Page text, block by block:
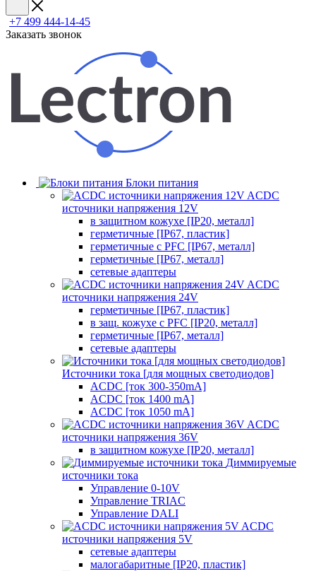
+7 499 444-14-45
Заказать звонок
Блоки питания
ACDC
источники напряжения 12V
в защитном кожухе [IP20, металл]
герметичные [IP67, пластик]
герметичные с PFC [IP67, металл]
герметичные [IP67, металл]
сетевые адаптеры
ACDC
источники напряжения 24V
герметичные [IP67, пластик]
в защ. кожухе с PFC [IP20, металл]
герметичные [IP67, металл]
сетевые адаптеры
Источники тока [для мощных светодиодов]
ACDC [ток 300-350mA]
ACDC [ток 1400 mA]
ACDC [ток 1050 mA]
ACDC
источники напряжения 36V
в защитном кожухе [IP20, металл]
Диммируемые
источники тока
Управление 0-10V
Управление TRIAC
Управление DALI
ACDC
источники напряжения 5V
сетевые адаптеры
малогабаритные [IP20, пластик]